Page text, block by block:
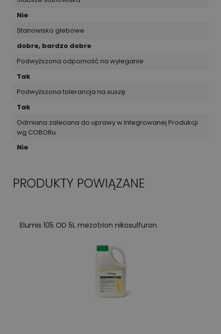
Nie
Stanowisko glebowe
dobre, bardzo dobre
Podwyższona odporność na wyleganie
Tak
Podwyższona tolerancja na suszę
Tak
Odmiana zalecana do uprawy w Integrowanej Produkcji
wg COBORu
Nie
PRODUKTY POWIĄZANE
Elumis 105 OD 5L mezotrion nikosulfuron